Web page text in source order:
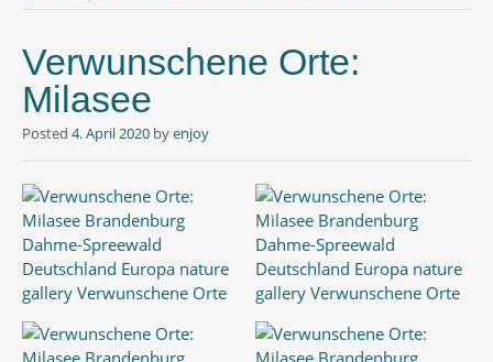
Verwunschene Orte:
Milasee
Posted 4. April 2020 byenjoy